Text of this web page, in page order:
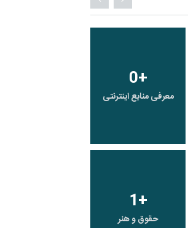
3+
معرفی منابع اینترنتی
15+
حقوق و هنر